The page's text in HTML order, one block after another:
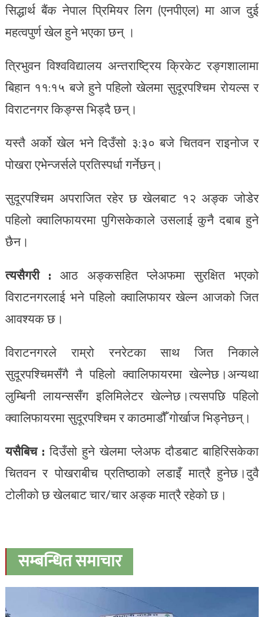
सिद्धार्थ बैंकनेपालप्रिमियरलिग (एनपीएल) मा आज दुई
महत्वपुर्ण खेल हुने भएका छन् ।
त्रिभुवन विश्वविद्यालय अन्तराष्ट्रिय क्रिकेट रङ्गशालामा
बिहान ११:१५ बजे हुने पहिलो खेलमासुदूरपश्चिम रोयल्सर
विराटनगरकिङ्ग्सभिड्दै छन्।
यस्तै अर्को खेल भनेदिउँसो ३:३० बजे चितवनराइनोजर
पोखराएभेन्जर्सलेप्रतिस्पर्धा गर्नेछन्।
सुदूरपश्चिमअपराजित रहेर छ खेलबाट १२ अङ्क जोडेर
पहिलोक्वालिफायरमा पुगिसकेकालेउसलाई कुनै दबाब हुने
छैन।
त्यसैगरी : आठ अङ्कसहितप्लेअफमासुरक्षित भएको
विराटनगरलाई भने पहिलोक्वालिफायरखेल्न आजको जित
आवश्यक छ।
विराटनगरले राम्रोरनरेटकासाथ जित निकाले
सुदूरपश्चिमसँगैनै पहिलोक्वालिफायरमा खेल्नेछ।अन्यथा
लुम्बिनीलायन्ससँग इलिमिलेटरखेल्नेछ।त्यसपछि पहिलो
क्वालिफायरमासुदूरपश्चिमरकाठमाडौँगोर्खाजभिड्नेछन्।
यसैबिच :दिउँसो हुने खेलमाप्लेअफदौडबाटबाहिरिसकेका
चितवन रपोखराबीचप्रतिष्ठाको लडाइँ मात्रै हुनेछ।दुवै
टोलीको छ खेलबाट चार/चार अङ्क मात्रै रहेको छ।
सम्बन्धित समाचार